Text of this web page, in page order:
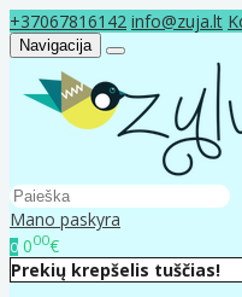
+37067816142 info@zuja.lt
Navigacija
Mano paskyra
0 000€
Prekių krepšelis tuščias!